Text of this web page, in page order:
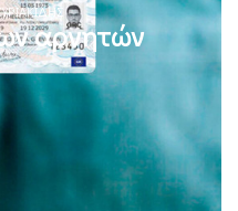
αρνητών